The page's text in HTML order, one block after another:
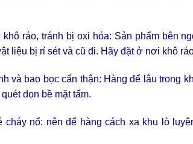
ráo, tránh bị oxi hóa: Sản phẩm bên
liệu bị rỉ sét và cũ đi. Hãy đặt ở nơi khô
và bao bọc cẩn thận: Hàng để lâu trong
dọn bề mặt tấm.
cháy nổ: nên để hàng cách xa khu lò